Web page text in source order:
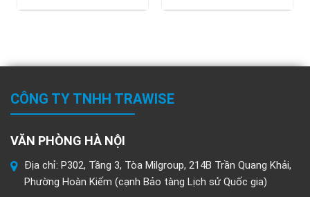
CÔNG TY TNHH TRAWISE
VĂN PHÒNG HÀ NỘI
Địa chỉ: P302, Tầng 3, Tòa Milgroup, 214B Trần Quang Khải,
Phường Hoàn Kiếm (cạnh Bảo tàng Lịch sử Quốc gia)